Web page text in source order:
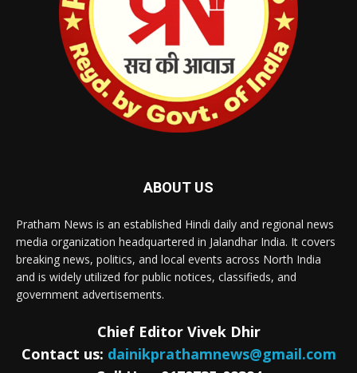
ABOUT US
Pratham News is an established Hindi daily and regional news
media organization headquartered in Jalandhar India. It covers
breaking news, politics, and local events across North India
and is widely utilized for public notices, classifieds, and
government advertisements.
Chief Editor Vivek Dhir
Contact us: dainikprathamnews@gmail.com